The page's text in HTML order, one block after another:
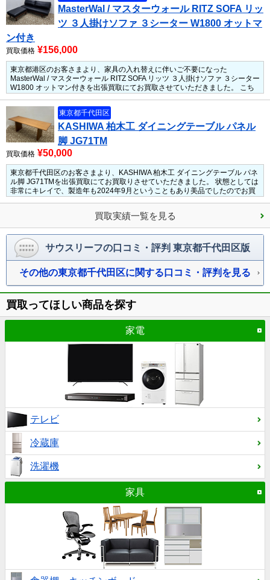
MasterWal / マスターウォール RITZ SOFA リッ
ツ ３人掛けソファ ３シーター W1800 オットマ
ン付き
買取価格 ¥156,000
東京都港区のお客さまより、家具の入れ替えに伴いご不要になった
MasterWal / マスターウォール RITZ SOFA リッツ ３人掛けソファ ３シーター
W1800 オットマン付きを出張買取にてお買取させていただきました。
こち
きました。状態も良く、ヘタリも少なく個人的には美品の類です。
なりたい商品はクリーニングなどを施しておくと買取金アップ！
るだけでも見た目の印象も変わりますので是非オススメ。人気のMasterWal
/ マスターウォール RITZ SOFA リッツ ３人掛けソファだったため、しっかり
と買い取らせていただきました。
東京都千代田区
KASHIWA 柏木工 ダイニングテーブル パネル
脚 JG71TM
買取価格 ¥50,000
東京都千代田区のお客さまより、KASHIWA 柏木工 ダイニングテーブル パネ
ル脚 JG71TMを出張買取にてお買取りさせていただきました。
状態としては
非常にキレイで、製造年も2024年9月ということもあり美品でしたのでお買
買取実績一覧を見る
サウスリーフの口コミ・評判 東京都千代田区版
その他の東京都千代田区に関する口コミ・評判を見る
買取ってほしい商品を探す
家電
テレビ
冷蔵庫
洗濯機
家具